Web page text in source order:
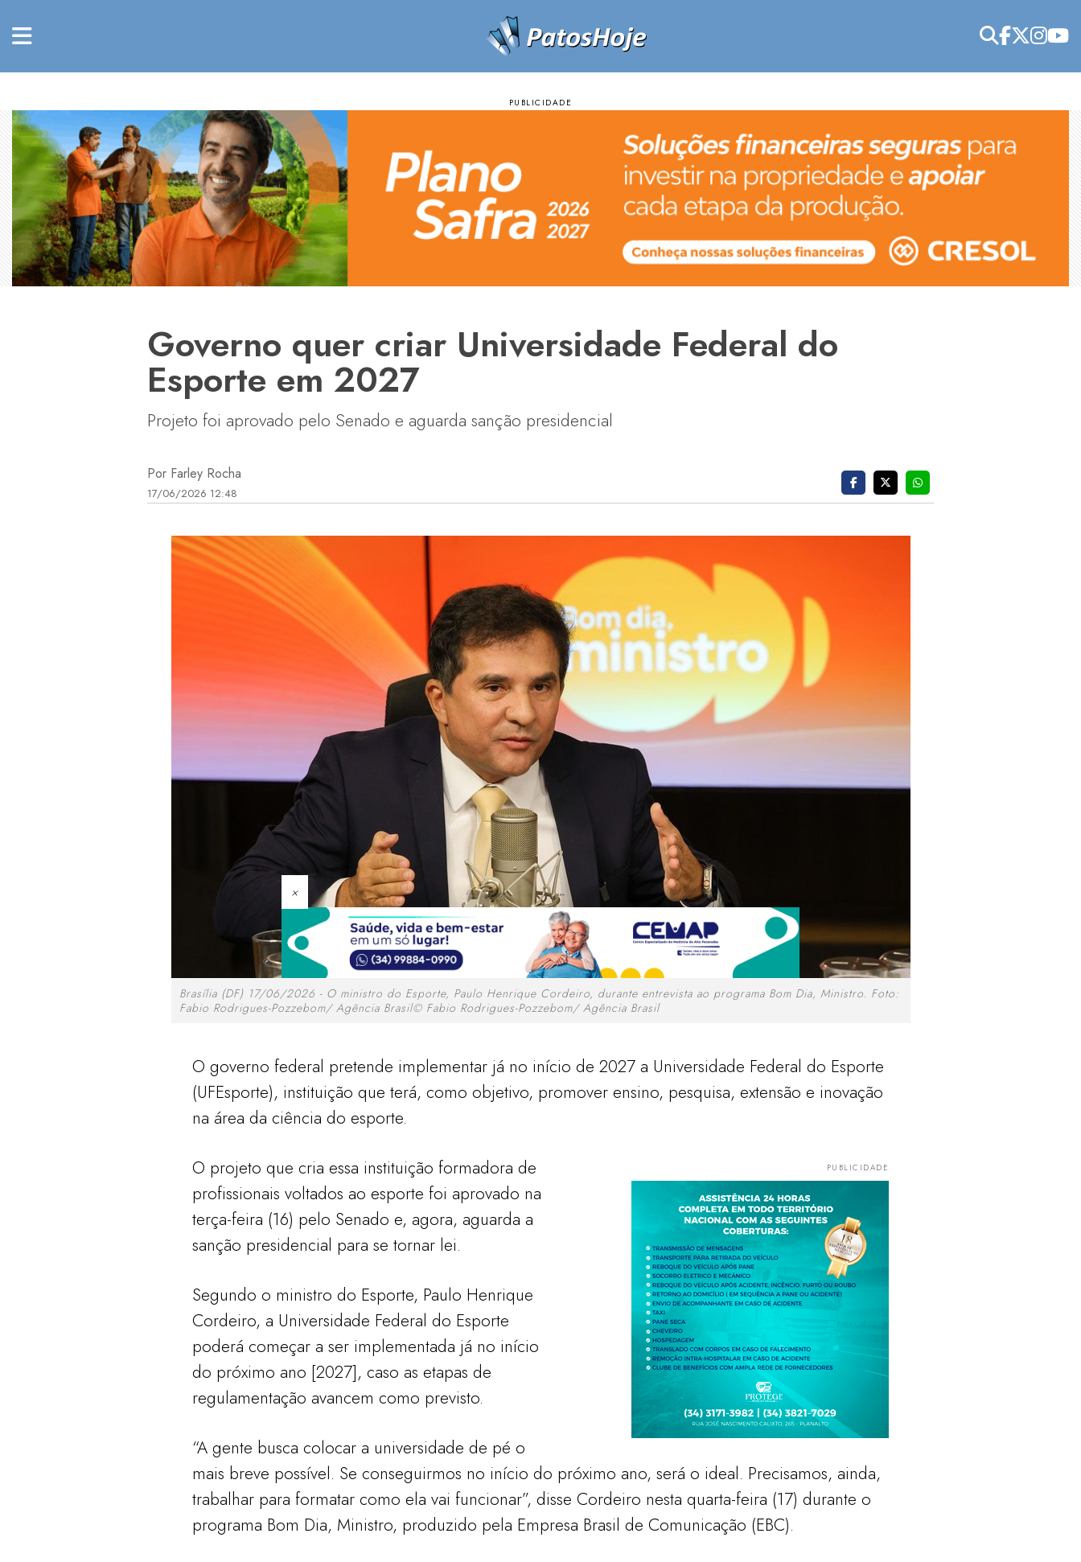
Governo quer criar Universidade Federal do
Esporte em 2027
Projeto foi aprovado pelo Senado e aguarda sanção presidencial
Por Farley Rocha
17/06/2026 12:48
×
Brasília (DF) 17/06/2026 - O ministro do Esporte, Paulo Henrique Cordeiro, durante entrevista ao programa Bom Dia, Ministro. Foto:
Fabio Rodrigues-Pozzebom/ Agência Brasil© Fabio Rodrigues-Pozzebom/ Agência Brasil
O governo federal pretende implementar já no início de 2027 a Universidade Federal do Esporte
(UFEsporte), instituição que terá, como objetivo, promover ensino, pesquisa, extensão e inovação
na área da ciência do esporte.
O projeto que cria essa instituição formadora de
profissionais voltados ao esporte foi aprovado na
terça-feira (16) pelo Senado e, agora, aguarda a
sanção presidencial para se tornar lei.
Segundo o ministro do Esporte, Paulo Henrique
Cordeiro, a Universidade Federal do Esporte
poderá começar a ser implementada já no início
do próximo ano [2027], caso as etapas de
regulamentação avancem como previsto.
“A gente busca colocar a universidade de pé o
mais breve possível. Se conseguirmos no início do próximo ano, será o ideal. Precisamos, ainda,
trabalhar para formatar como ela vai funcionar”, disse Cordeiro nesta quarta-feira (17) durante o
programa Bom Dia, Ministro, produzido pela Empresa Brasil de Comunicação (EBC).